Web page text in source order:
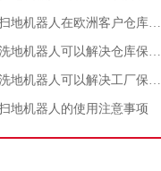
仓库扫地机器人在欧洲客户仓库的应用
仓库洗地机器人可以解决仓库保洁哪些难点？
工厂洗地机器人可以解决工厂保洁的哪些痛点？
地机器人的使用注意事项